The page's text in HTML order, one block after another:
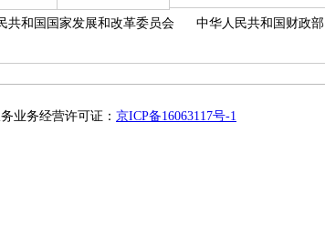
共和国国家发展和改革委员会 中华人民共和国财政部
业务经营许可证： 京ICP备16063117号-1